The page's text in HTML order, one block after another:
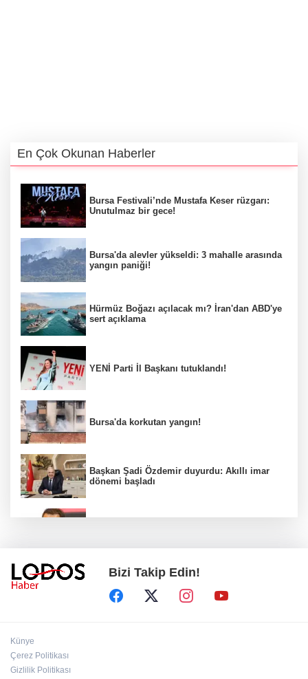
En Çok Okunan Haberler
Bursa Festivali’nde Mustafa Keser rüzgarı:
Unutulmaz bir gece!
Bursa'da alevler yükseldi: 3 mahalle arasında
yangın paniği!
Hürmüz Boğazı açılacak mı? İran'dan ABD'ye
sert açıklama
YENİ Parti İl Başkanı tutuklandı!
Bursa'da korkutan yangın!
Başkan Şadi Özdemir duyurdu: Akıllı imar
dönemi başladı
Bakan Gürlek duyurdu: İki çocuk cinayeti
aydınlatıldı!
Bizi Takip Edin!
Künye
Çerez Politikası
Gizlilik Politikası